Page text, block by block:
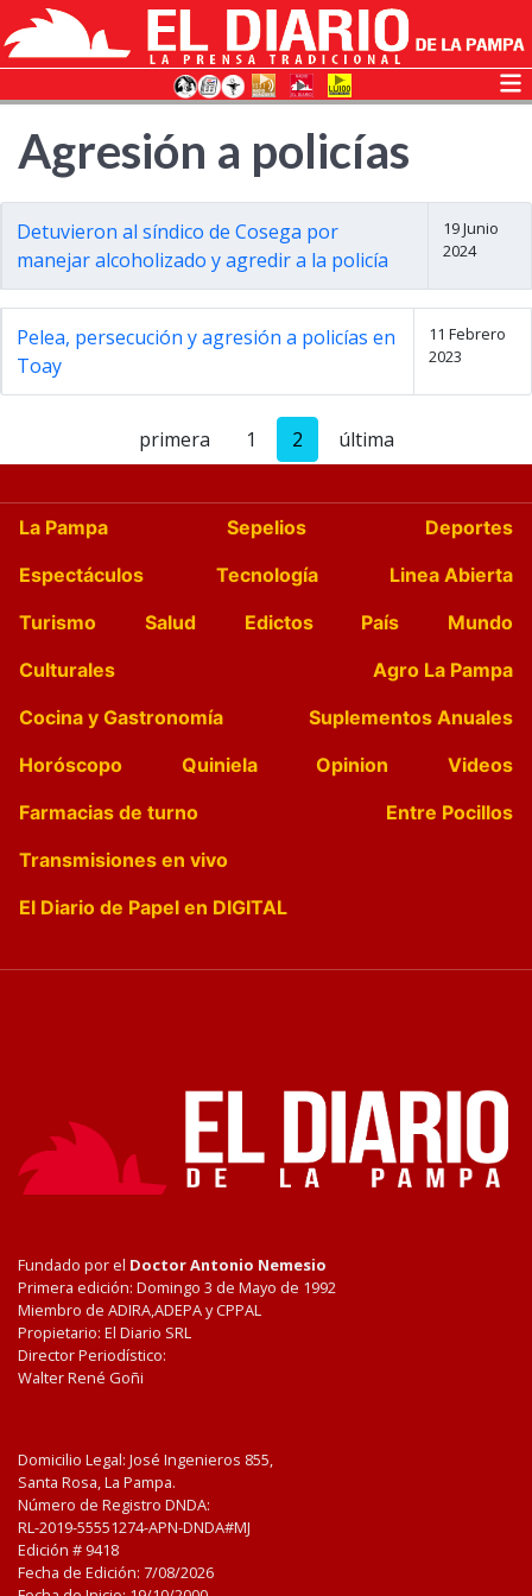
Agresión a policías
Detuvieron al síndico de Cosega por
manejar alcoholizado y agredir a la policía
19 Junio
2024
Pelea, persecución y agresión a policías en
Toay
11 Febrero
2023
primera 1 2 última
La Pampa Sepelios
Deportes
Espectáculos
Tecnología
Linea Abierta
Turismo
Salud Edictos País
Mundo
Culturales
Agro La Pampa
Cocina y Gastronomía
Suplementos Anuales
Horóscopo
Quiniela Opinion
Videos
Farmacias de turno
Entre Pocillos
Transmisiones en vivo
El Diario de Papel en DIGITAL
Fundado por el Doctor Antonio Nemesio
Primera edición: Domingo 3 de Mayo de 1992
Miembro de ADIRA,ADEPA y CPPAL
Propietario: El Diario SRL
Director Periodístico:
Walter René Goñi
Domicilio Legal: José Ingenieros 855,
Santa Rosa, La Pampa.
Número de Registro DNDA:
RL-2019-55551274-APN-DNDA#MJ
Edición # 9418
Fecha de Edición: 7/08/2026